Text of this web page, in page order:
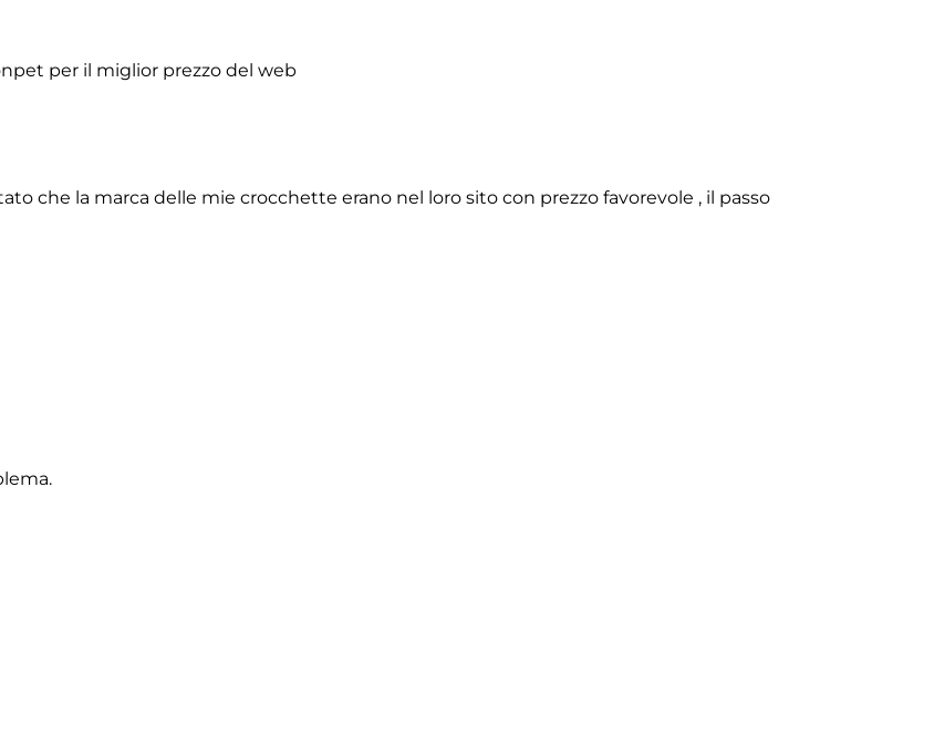
per il miglior prezzo del web
che la marca delle mie crocchette erano nel loro sito con prezzo favorevole , il passo